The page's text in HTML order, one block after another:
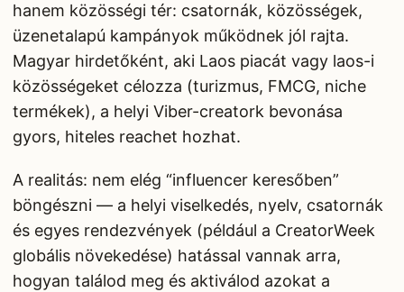
hanem közösségi tér: csatornák, közösségek,
üzenetalapú kampányok működnek jól rajta.
Magyar hirdetőként, aki Laos piacát vagy laos-i
közösségeket célozza (turizmus, FMCG, niche
termékek), a helyi Viber-creatork bevonása
gyors, hiteles reachet hozhat.
A realitás: nem elég “influencer keresőben”
böngészni — a helyi viselkedés, nyelv, csatornák
és egyes rendezvények (például a CreatorWeek
globális növekedése) hatással vannak arra,
hogyan találod meg és aktiválod azokat a